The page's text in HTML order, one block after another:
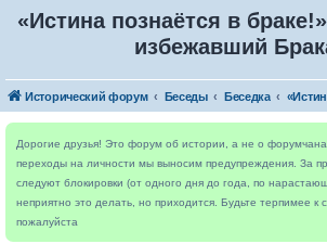
«Истина познаётся в
избежавший
Исторический форум Беседы Беседка
Дорогие друзья! Это форум об истории, а не о
переходы на личности мы выносим предупреждения. За
следуют блокировки (от одного дня до года, по
неприятно это делать, но приходится. Будьте терпимее к
пожалуйста